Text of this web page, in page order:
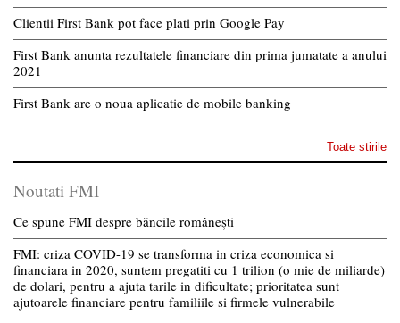
Clientii First Bank pot face plati prin Google Pay
First Bank anunta rezultatele financiare din prima jumatate a anului
2021
First Bank are o noua aplicatie de mobile banking
Toate stirile
Noutati FMI
Ce spune FMI despre băncile românești
FMI: criza COVID-19 se transforma in criza economica si
financiara in 2020, suntem pregatiti cu 1 trilion (o mie de miliarde)
de dolari, pentru a ajuta tarile in dificultate; prioritatea sunt
ajutoarele financiare pentru familiile si firmele vulnerabile